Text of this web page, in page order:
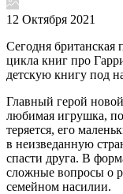
12 Октября 2021
Сегодня британская
цикла книг про
детскую книгу под
Главный герой
любимая игрушка,
теряется, его
в неизведанную
спасти друга. В
сложные вопросы о
семейном насилии.